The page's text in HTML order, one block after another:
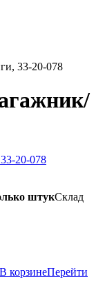
33-20-078
штукСклад
В корзинеПерейти